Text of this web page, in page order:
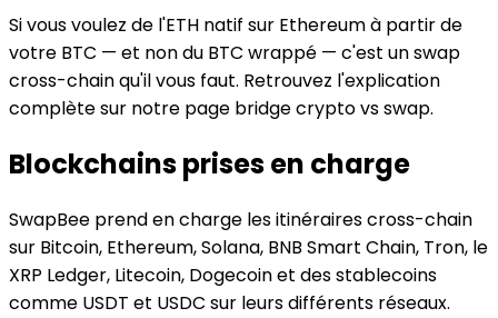
Si vous voulez de l'ETH natif sur Ethereum à partir de
votre BTC — et non du BTC wrappé — c'est un swap
cross-chain qu'il vous faut. Retrouvez l'explication
complète sur notre page bridge crypto vs swap.
Blockchains prises en charge
SwapBee prend en charge les itinéraires cross-chain
sur Bitcoin, Ethereum, Solana, BNB Smart Chain, Tron, le
XRP Ledger, Litecoin, Dogecoin et des stablecoins
comme USDT et USDC sur leurs différents réseaux.